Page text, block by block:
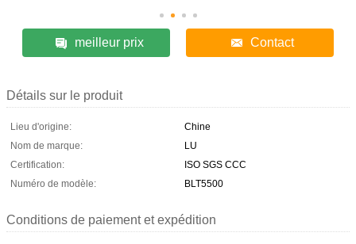
meilleur prix Contact
Détails sur le produit
Lieu d'origine:
Chine
Nom de marque:
LU
Certification:
ISO SGS CCC
Numéro de modèle:
BLT5500
Conditions de paiement et expédition